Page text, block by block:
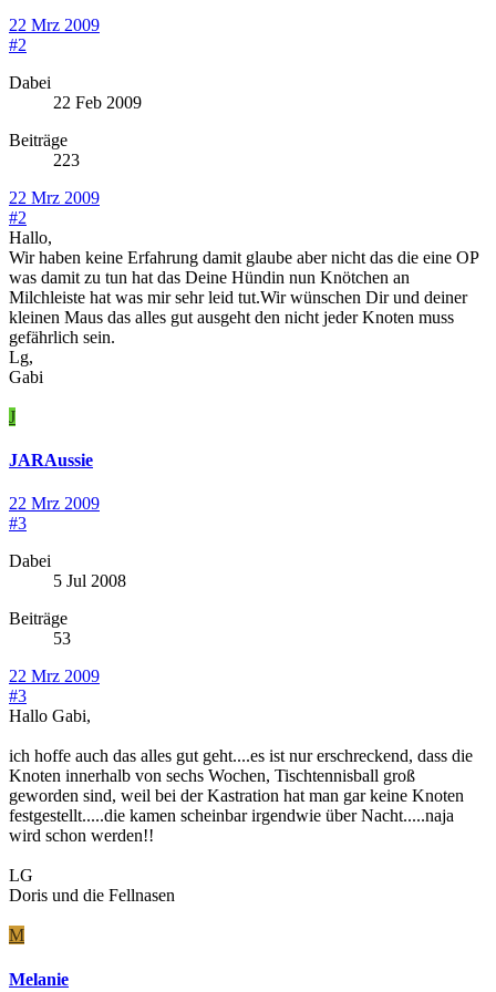
22 Mrz 2009
#2
Dabei
22 Feb 2009
Beiträge
223
22 Mrz 2009
#2
Hallo,
Wir haben keine Erfahrung damit glaube aber nicht das die eine OP
was damit zu tun hat das Deine Hündin nun Knötchen an
Milchleiste hat was mir sehr leid tut.Wir wünschen Dir und deiner
kleinen Maus das alles gut ausgeht den nicht jeder Knoten muss
gefährlich sein.
Lg,
Gabi
J
JARAussie
22 Mrz 2009
#3
Dabei
5 Jul 2008
Beiträge
53
22 Mrz 2009
#3
Hallo Gabi,
ich hoffe auch das alles gut geht....es ist nur erschreckend, dass die
Knoten innerhalb von sechs Wochen, Tischtennisball groß
geworden sind, weil bei der Kastration hat man gar keine Knoten
festgestellt.....die kamen scheinbar irgendwie über Nacht.....naja
wird schon werden!!
LG
Doris und die Fellnasen
M
Melanie